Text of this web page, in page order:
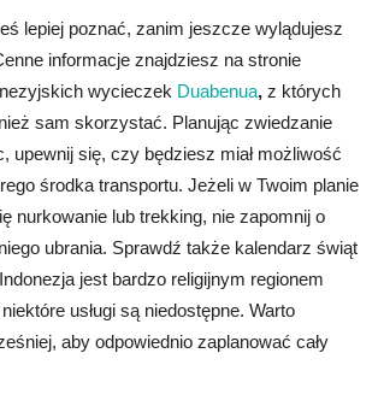
lepiej poznać, zanim jeszcze wylądujesz
informacje znajdziesz na stronie
wycieczek Duabenua, z których
sam skorzystać. Planując zwiedzanie
upewnij się, czy będziesz miał możliwość
środka transportu. Jeżeli w Twoim planie
nurkowanie lub trekking, nie zapomnij o
ubrania. Sprawdź także kalendarz świąt
jest bardzo religijnym regionem
usługi są niedostępne. Warto
aby odpowiednio zaplanować cały